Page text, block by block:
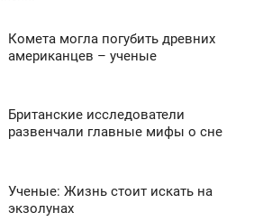
Комета могла погубить древних
американцев – ученые
Британские исследователи
развенчали главные мифы о сне
Ученые: Жизнь стоит искать на
экзолунах